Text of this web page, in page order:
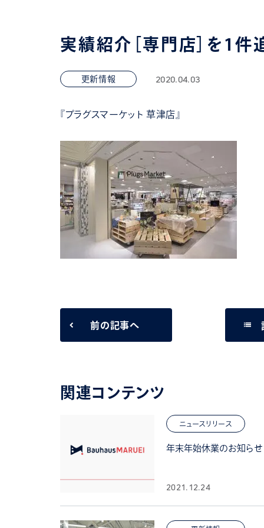
実績紹介［専門店］を1件
更新情報 2020.04.03
『プラグスマーケット 草津店』
前の記事へ list
関連コンテンツ
ニュースリリース
年末年始休業のお知らせ
2021.12.24